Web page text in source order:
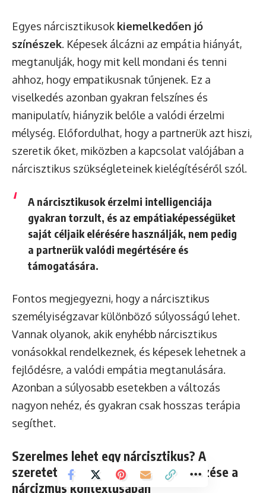
Egyes nárcisztikusok kiemelkedően jó
színészek. Képesek álcázni az empátia hiányát,
megtanulják, hogy mit kell mondani és tenni
ahhoz, hogy empatikusnak tűnjenek. Ez a
viselkedés azonban gyakran felszínes és
manipulatív, hiányzik belőle a valódi érzelmi
mélység. Előfordulhat, hogy a partnerük azt hiszi,
szeretik őket, miközben a kapcsolat valójában a
nárcisztikus szükségleteinek kielégítéséről szól.
A nárcisztikusok érzelmi intelligenciája
gyakran torzult, és az empátiaképességüket
saját céljaik elérésére használják, nem pedig
a partnerük valódi megértésére és
támogatására.
Fontos megjegyezni, hogy a nárcisztikus
személyiségzavar különböző súlyosságú lehet.
Vannak olyanok, akik enyhébb nárcisztikus
vonásokkal rendelkeznek, és képesek lehetnek a
fejlődésre, a valódi empátia megtanulására.
Azonban a súlyosabb esetekben a változás
nagyon nehéz, és gyakran csak hosszas terápia
segíthet.
Szerelmes lehet egy nárcisztikus? A
szeretet definíciójának újraértelmezése a
nárcizmus kontextusában